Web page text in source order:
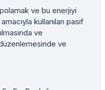
ve bu enerjiyi
kullanılan pasif
ve
düzenlemesinde ve